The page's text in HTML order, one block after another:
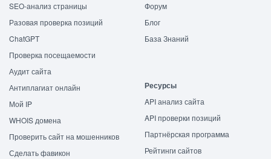
SEO-анализ страницы
Разовая проверка позиций
ChatGPT
Проверка посещаемости
Аудит сайта
Антиплагиат онлайн
Мой IP
WHOIS домена
Проверить сайт на мошенников
Сделать фавикон
Форум
Блог
База Знаний
Ресурсы
API анализ сайта
API проверки позиций
Партнёрская программа
Рейтинги сайтов